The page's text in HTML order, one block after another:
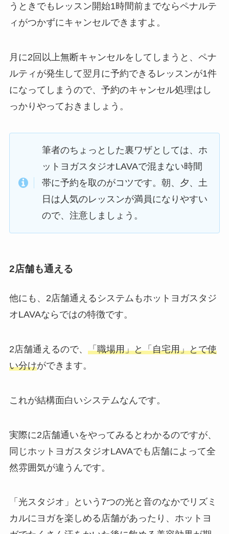
うときでもレッスン開始1時間前までならペナルテ
ィがつかずにキャンセルできますよ。
月に2回以上無断キャンセルをしてしまうと、ペナ
ルティが発生して翌月に予約できるレッスンが1件
になってしまうので、予約のキャンセル処理はし
っかりやっておきましょう。
筆者のちょっとした裏ワザとしては、ホ
ットヨガスタジオLAVAで混まない時間
帯に予約を取のがコツです。朝、夕、土
日は人気のレッスンが満員になりやすい
ので、注意しましょう。
2店舗も通える
他にも、2店舗通えるシステムもホットヨガスタジ
オLAVAならではの特徴です。
2店舗通えるので、 「職場用」と「自宅用」とで使
い分けができます。
これが結構面白いシステムなんです。
実際に2店舗通いをやってみるとわかるのですが、
同じホットヨガスタジオLAVAでも店舗によって全
然雰囲気が違うんです。
「光スタジオ」
という7つの光と音のなかでリズミ
カルにヨガを楽しめる店舗があったり、ホットヨ